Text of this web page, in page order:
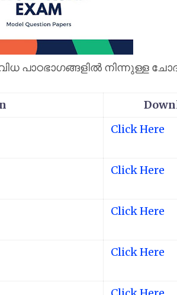
പാഠഭാഗങ്ങളിൽ നിന്നുള്ള
Click Here
Click Here
Click Here
Click Here